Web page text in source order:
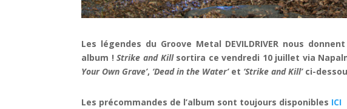
Les légendes du Groove Metal DEVILDRIVER nous
album !Strike and Killsortira ce vendredi 10 juillet via
Your Own Grave’, ‘Dead in the Water’et ‘Strike and Kill’ci-
Les précommandes de l’album sont toujours disponibles ICI